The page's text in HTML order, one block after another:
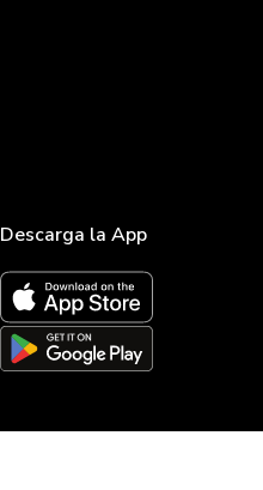
Descarga la App